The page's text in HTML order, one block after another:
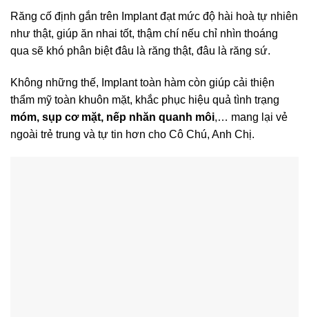
Răng cố định gắn trên Implant đạt mức độ hài hoà tự nhiên
như thật, giúp ăn nhai tốt, thậm chí nếu chỉ nhìn thoáng
qua sẽ khó phân biệt đâu là răng thật, đâu là răng sứ.
Không những thế, Implant toàn hàm còn giúp cải thiện
thẩm mỹ toàn khuôn mặt, khắc phục hiệu quả tình trạng
móm, sụp cơ mặt, nếp nhăn quanh môi,… mang lại vẻ
ngoài trẻ trung và tự tin hơn cho Cô Chú, Anh Chị.